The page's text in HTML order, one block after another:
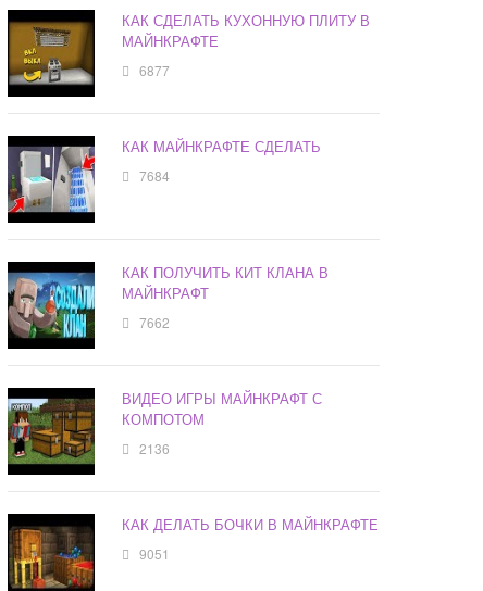
КАК СДЕЛАТЬ КУХОННУЮ ПЛИТУ В
МАЙНКРАФТЕ
6877
КАК МАЙНКРАФТЕ СДЕЛАТЬ
7684
КАК ПОЛУЧИТЬ КИТ КЛАНА В
МАЙНКРАФТ
7662
ВИДЕО ИГРЫ МАЙНКРАФТ С
КОМПОТОМ
2136
КАК ДЕЛАТЬ БОЧКИ В МАЙНКРАФТЕ
9051